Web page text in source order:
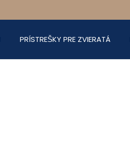
PRÍSTREŠKY PRE ZVIERATÁ